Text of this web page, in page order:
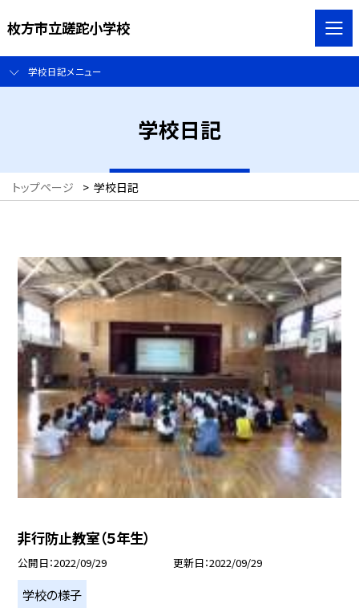
枚方市立蹉跎小学校
学校日記メニュー
学校日記
トップページ > 学校日記
非行防止教室（５年生）
公開日 2022/09/29 更新日 2022/09/29
学校の様子